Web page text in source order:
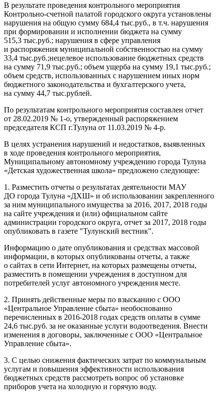
В результате проведения контрольного мероприятия
Контрольно-счетной палатой городского округа установлены
нарушения на общую сумму 684,4 тыс.руб., в т.ч. нарушения
при формировании и исполнении бюджета на сумму
515,3 тыс.руб.; нарушения в сфере управления
и распоряжения муниципальной собственностью на сумму
33,4 тыс.руб.;нецелевое использование бюджетных средств
на сумму 71,9 тыс.руб.; объем ущерба на сумму 19,1 тыс.руб.;
объем средств, использованных с нарушением иных норм
бюджетного законодательства и бухгалтерского учета,
на сумму 44,7 тыс.рублей.
По результатам контрольного мероприятия составлен отчет
от 28.02.2019 № 1-о, утвержденный распоряжением
председателя КСП г.Тулуна от 11.03.2019 № 4-р.
В целях устранения нарушений и недостатков, выявленных
в ходе проведения контрольного мероприятия,
Муниципальному автономному учреждению города Тулуна
«Детская художественная школа» предложено следующее:
1. Разместить отчеты о результатах деятельности МАУ
ДО города Тулуна «ДХШ» и об использовании закрепленного
за ним муниципального имущества за 2016, 2017, 2018 годы
на сайте учреждения и (или) официальном сайте
администрации городского округа, отчет за 2017, 2018 годы
опубликовать в газете "Тулунский вестник".
Информацию о дате опубликования и средствах массовой
информации, в которых опубликованы отчеты, а также
о сайтах в сети Интернет, на которых размещены отчеты,
разместить в помещении учреждения в доступном для
потребителей услуг автономного учреждения месте.
2. Принять действенные меры по взысканию с ООО
«Центральное Управление сбыта» необоснованно
перечисленных в 2016-2018 годах средств оплаты в сумме
24,6 тыс.руб. за не оказанные услуги водоотведения. Внести
изменения в договоры, заключенные с ООО «Центральное
Управление сбыта».
3. С целью снижения фактических затрат по коммунальным
услугам и повышения эффективности использования
бюджетных средств рассмотреть вопрос об установке
приборов учета на холодную и горячую воду.